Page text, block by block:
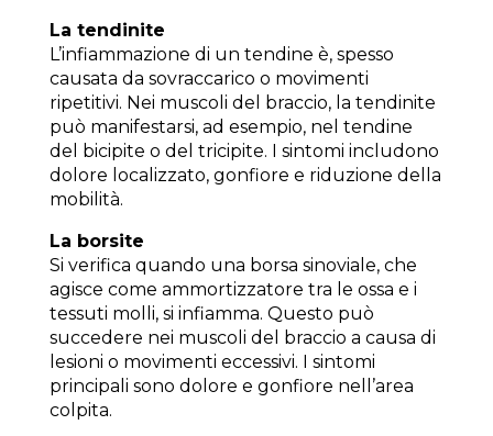
La tendinite
L’infiammazione di un tendine è, spesso
causata da sovraccarico o movimenti
ripetitivi. Nei muscoli del braccio, la tendinite
può manifestarsi, ad esempio, nel tendine
del bicipite o del tricipite. I sintomi includono
dolore localizzato, gonfiore e riduzione della
mobilità.
La borsite
Si verifica quando una borsa sinoviale, che
agisce come ammortizzatore tra le ossa e i
tessuti molli, si infiamma. Questo può
succedere nei muscoli del braccio a causa di
lesioni o movimenti eccessivi. I sintomi
principali sono dolore e gonfiore nell’area
colpita.